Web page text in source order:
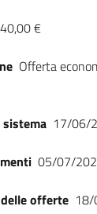
€
Offerta
sistema 17/06/
05/07/
offerte